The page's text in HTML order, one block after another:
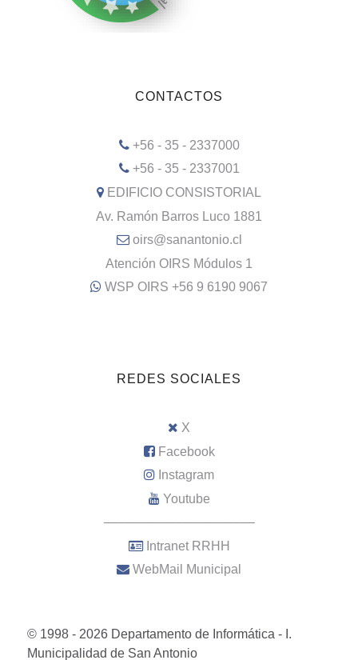
CONTACTOS
+56 - 35 - 2337000
+56 - 35 - 2337001
EDIFICIO CONSISTORIAL
Av. Ramón Barros Luco 1881
oirs@sanantonio.cl
Atención OIRS Módulos 1
WSP OIRS +56 9 6190 9067
REDES SOCIALES
X
Facebook
Instagram
Youtube
–––––––––––––––––––––
Intranet RRHH
WebMail Municipal
© 1998 - 2026 Departamento de Informática - I.
Municipalidad de San Antonio